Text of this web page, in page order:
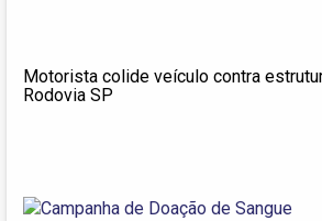
Motorista colide veículo contra
Rodovia SP